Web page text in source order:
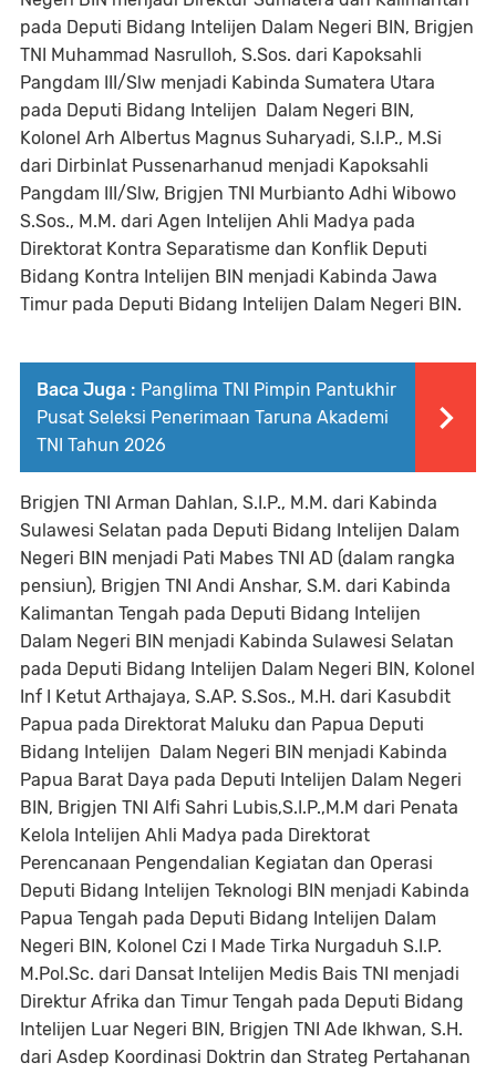
pada Deputi Bidang Intelijen Dalam Negeri BIN, Brigjen
TNI Muhammad Nasrulloh, S.Sos. dari Kapoksahli
Pangdam III/Slw menjadi Kabinda Sumatera Utara
pada Deputi Bidang Intelijen Dalam Negeri BIN,
Kolonel Arh Albertus Magnus Suharyadi, S.I.P., M.Si
dari Dirbinlat Pussenarhanud menjadi Kapoksahli
Pangdam III/Slw, Brigjen TNI Murbianto Adhi Wibowo
S.Sos., M.M. dari Agen Intelijen Ahli Madya pada
Direktorat Kontra Separatisme dan Konflik Deputi
Bidang Kontra Intelijen BIN menjadi Kabinda Jawa
Timur pada Deputi Bidang Intelijen Dalam Negeri BIN.
Baca Juga : Panglima TNI Pimpin Pantukhir
Pusat Seleksi Penerimaan Taruna Akademi
TNI Tahun 2026
Brigjen TNI Arman Dahlan, S.I.P., M.M. dari Kabinda
Sulawesi Selatan pada Deputi Bidang Intelijen Dalam
Negeri BIN menjadi Pati Mabes TNI AD (dalam rangka
pensiun), Brigjen TNI Andi Anshar, S.M. dari Kabinda
Kalimantan Tengah pada Deputi Bidang Intelijen
Dalam Negeri BIN menjadi Kabinda Sulawesi Selatan
pada Deputi Bidang Intelijen Dalam Negeri BIN, Kolonel
Inf I Ketut Arthajaya, S.AP. S.Sos., M.H. dari Kasubdit
Papua pada Direktorat Maluku dan Papua Deputi
Bidang Intelijen Dalam Negeri BIN menjadi Kabinda
Papua Barat Daya pada Deputi Intelijen Dalam Negeri
BIN, Brigjen TNI Alfi Sahri Lubis,S.I.P.,M.M dari Penata
Kelola Intelijen Ahli Madya pada Direktorat
Perencanaan Pengendalian Kegiatan dan Operasi
Deputi Bidang Intelijen Teknologi BIN menjadi Kabinda
Papua Tengah pada Deputi Bidang Intelijen Dalam
Negeri BIN, Kolonel Czi I Made Tirka Nurgaduh S.I.P.
M.Pol.Sc. dari Dansat Intelijen Medis Bais TNI menjadi
Direktur Afrika dan Timur Tengah pada Deputi Bidang
Intelijen Luar Negeri BIN, Brigjen TNI Ade Ikhwan, S.H.
dari Asdep Koordinasi Doktrin dan Strateg Pertahanan